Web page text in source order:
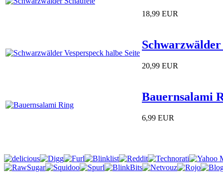
18,99 EUR
Schwarzwälder
20,99 EUR
Bauernsalami
6,99 EUR